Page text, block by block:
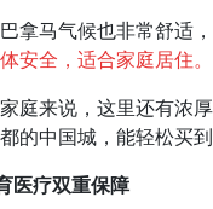
马气候也非常舒适，
安全，适合家庭居住。
来说，这里还有浓厚
的中国城，能轻松买
医疗双重保障